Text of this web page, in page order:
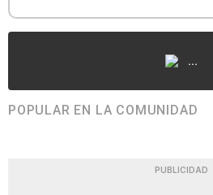
...
POPULAR EN LA COMUNIDAD
PUBLICIDAD